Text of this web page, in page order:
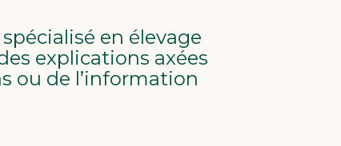
en élevage
explications axées
ou de l’information